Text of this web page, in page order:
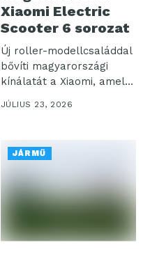
Xiaomi Electric
Scooter 6 sorozat
Új roller-modellcsaláddal
bővíti magyarországi
kínálatát a Xiaomi, amely
a korábbiakhoz képest
nagyobb...
JÚLIUS 23, 2026
JÁRMŰ